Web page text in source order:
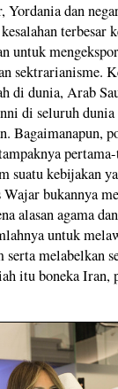
dan
untuk
sektrarianisme.
di dunia, Arab
di seluruh
Bagaimanapun,
suatu kebijakan
bukannya
alasan agama
untuk
melabelkan
itu boneka Iran,